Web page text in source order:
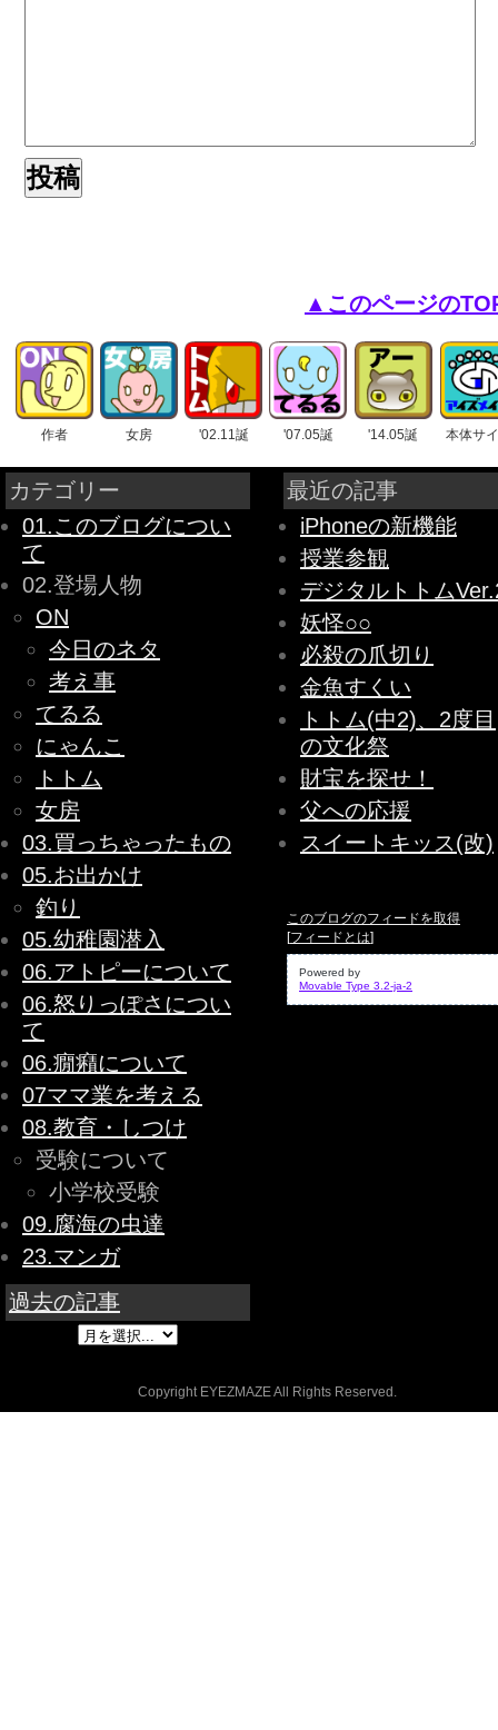
▲このページの
作者 女房 '02.11誕 '07.05誕 '14.05誕 本体サ
カテゴリー
01.このブログについ
て
02.登場人物
ON
今日のネタ
考え事
てるる
にゃんこ
トトム
女房
03.買っちゃったもの
05.お出かけ
釣り
05.幼稚園潜入
06.アトピーについて
06.怒りっぽさについ
て
06.癇癪について
07ママ業を考える
08.教育・しつけ
受験について
小学校受験
09.腐海の虫達
23.マンガ
過去の記事
最近の記事
iPhoneの新機能
授業参観
デジタルトトム
妖怪○○
必殺の爪切り
金魚すくい
トトム(中2)、2度目
の文化祭
財宝を探せ！
父への応援
スイートキッス(改)
このブログのフィードを取得
[フィードとは]
Powered by
Movable Type 3.2-ja-2
Copyright EYEZMAZE All Rights Reserved.